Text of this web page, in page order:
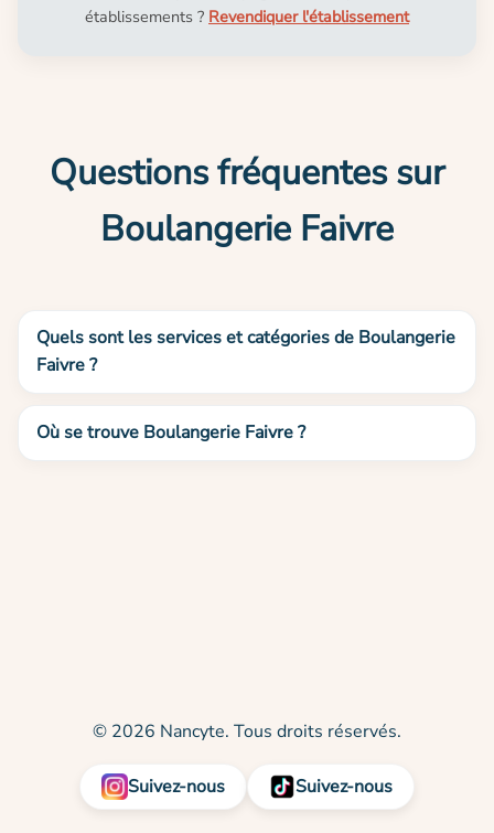
établissements ? Revendiquer l'établissement
Questions fréquentes sur
Boulangerie Faivre
Quels sont les services et catégories de Boulangerie
Faivre ?
Où se trouve Boulangerie Faivre ?
© 2026 Nancyte. Tous droits réservés.
Suivez-nous Suivez-nous